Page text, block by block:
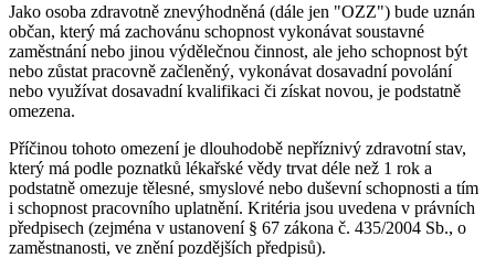
Jako osoba zdravotně znevýhodněná (dále jen "OZZ") bude uznán
občan, který má zachovánu schopnost vykonávat soustavné
zaměstnání nebo jinou výdělečnou činnost, ale jeho schopnost být
nebo zůstat pracovně začleněný, vykonávat dosavadní povolání
nebo využívat dosavadní kvalifikaci či získat novou, je podstatně
omezena.
Příčinou tohoto omezení je dlouhodobě nepříznivý zdravotní stav,
který má podle poznatků lékařské vědy trvat déle než 1 rok a
podstatně omezuje tělesné, smyslové nebo duševní schopnosti a tím
i schopnost pracovního uplatnění. Kritéria jsou uvedena v právních
předpisech (zejména v ustanovení § 67 zákona č. 435/2004 Sb., o
zaměstnanosti, ve znění pozdějších předpisů).